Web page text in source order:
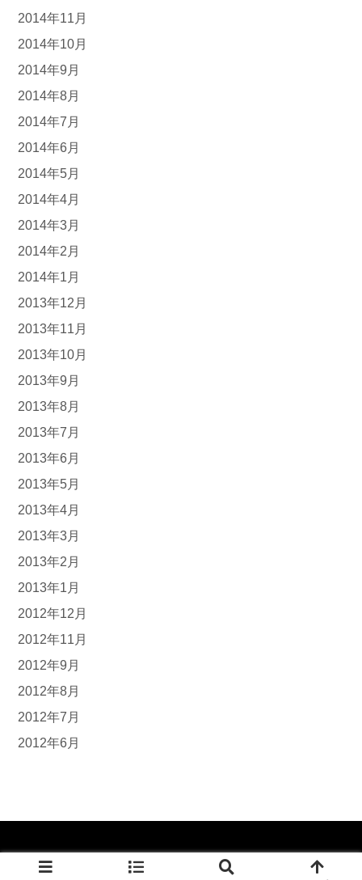
2014年11月
2014年10月
2014年9月
2014年8月
2014年7月
2014年6月
2014年5月
2014年4月
2014年3月
2014年2月
2014年1月
2013年12月
2013年11月
2013年10月
2013年9月
2013年8月
2013年7月
2013年6月
2013年5月
2013年4月
2013年3月
2013年2月
2013年1月
2012年12月
2012年11月
2012年9月
2012年8月
2012年7月
2012年6月
© 1985-2026 GREEN GARAGE.